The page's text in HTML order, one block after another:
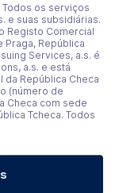
Todos os serviços
e suas subsidiárias.
Registo Comercial
Praga, República
Services, a.s. é
a.s. e está
da República Checa
(número de
Checa com sede
Tcheca. Todos